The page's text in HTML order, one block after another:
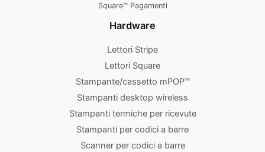
Square™ Pagamenti
Hardware
Lettori Stripe
Lettori Square
Stampante/cassetto mPOP™
Stampanti desktop wireless
Stampanti termiche per ricevute
Stampanti per codici a barre
Scanner per codici a barre